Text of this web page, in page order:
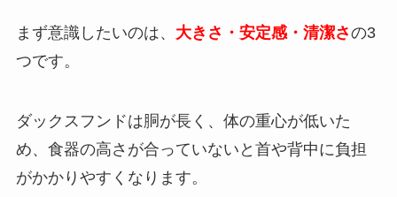
まず意識したいのは、 大きさ・安定感・清潔さの3
つです。
ダックスフンドは胴が長く、体の重心が低いた
め、食器の高さが合っていないと首や背中に負担
がかかりやすくなります。